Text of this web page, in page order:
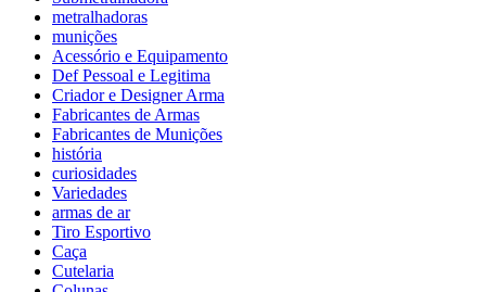
metralhadoras
munições
Acessório e Equipamento
Def Pessoal e Legitima
Criador e Designer Arma
Fabricantes de Armas
Fabricantes de Munições
história
curiosidades
Variedades
armas de ar
Tiro Esportivo
Caça
Cutelaria